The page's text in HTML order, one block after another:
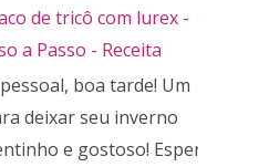
de tricô com lurex -
a Passo - Receita
boa tarde! Um
deixar seu inverno
e gostoso! Espero